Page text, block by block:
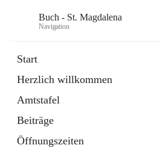
Buch - St. Magdalena
Navigation
Start
Herzlich willkommen
Amtstafel
Beiträge
Öffnungszeiten
11 Schnellzugriffe
Bürgerservice
10 Schnellzugriffe